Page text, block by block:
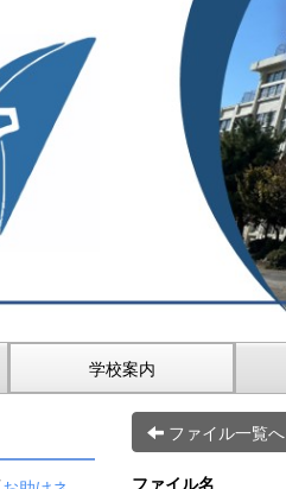
学校案内
ファイル一覧へ
ファイル名